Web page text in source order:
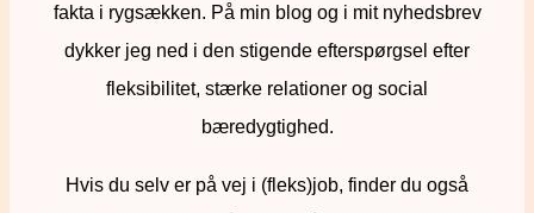
fakta i rygsækken. På min blog og i mit nyhedsbrev
dykker jeg ned i den stigende efterspørgsel efter
fleksibilitet, stærke relationer og social
bæredygtighed.
Hvis du selv er på vej i (fleks)job, finder du også